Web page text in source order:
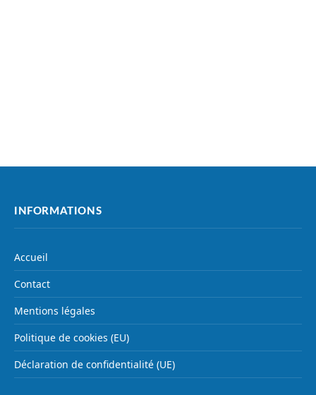
INFORMATIONS
Accueil
Contact
Mentions légales
Politique de cookies (EU)
Déclaration de confidentialité (UE)